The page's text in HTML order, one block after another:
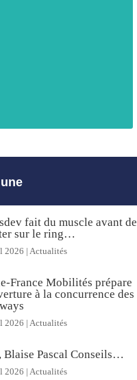
fait du muscle avant de
sur le ring…
2026 | Actualités
France Mobilités prépare
à la concurrence des
2026 | Actualités
Blaise Pascal Conseils…
2026 | Actualités